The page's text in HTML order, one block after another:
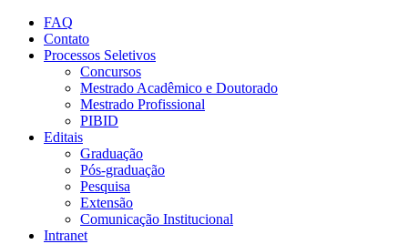
Conteúdo principal
FAQ
Contato
Processos Seletivos
Concursos
Mestrado Acadêmico e Doutorado
Mestrado Profissional
PIBID
Editais
Graduação
Pós-graduação
Pesquisa
Extensão
Comunicação Institucional
Intranet